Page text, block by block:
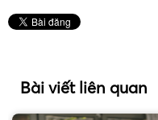
Bài viết liên quan